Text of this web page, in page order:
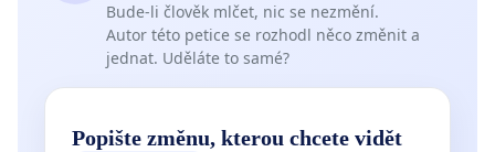
Bude-li člověk mlčet, nic se nezmění.
Autor této petice se rozhodl něco změnit a
jednat. Uděláte to samé?
Popište změnu, kterou chcete vidět